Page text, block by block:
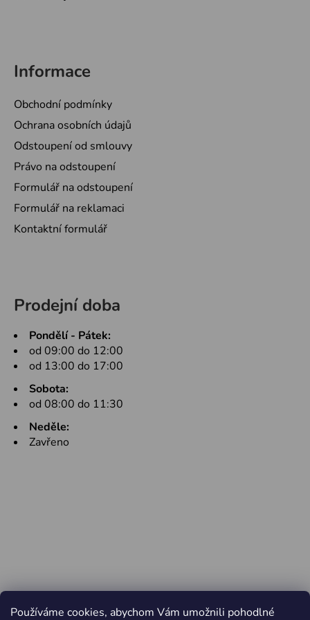
Používáme cookies, abychom Vám umožnili pohodlné
Informace
Obchodní podmínky
Ochrana osobních údajů
Odstoupení od smlouvy
Právo na odstoupení
Formulář na odstoupení
Formulář na reklamaci
Kontaktní formulář
Prodejní doba
Pondělí - Pátek:
od 09:00 do 12:00
od 13:00 do 17:00
Sobota:
od 08:00 do 11:30
Neděle:
Zavřeno